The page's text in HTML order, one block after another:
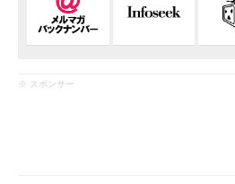
※ スポンサー